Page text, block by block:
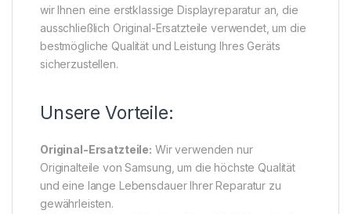
wir Ihnen eine erstklassige Displayreparatur an, die
ausschließlich Original-Ersatzteile verwendet, um die
bestmögliche Qualität und Leistung Ihres Geräts
sicherzustellen.
Unsere Vorteile:
Original-Ersatzteile: Wir verwenden nur
Originalteile von Samsung, um die höchste Qualität
und eine lange Lebensdauer Ihrer Reparatur zu
gewährleisten.